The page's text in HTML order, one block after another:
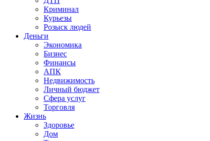
Криминал
Курьезы
Розыск людей
Деньги
Экономика
Бизнес
Финансы
АПК
Недвижимость
Личный бюджет
Сфера услуг
Торговля
Жизнь
Здоровье
Дом